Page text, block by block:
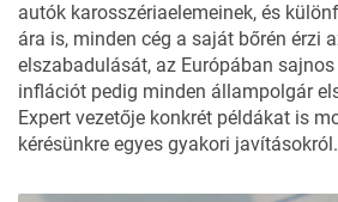
autók karosszériaelemeinek, és
ára is, minden cég a saját bőrén érzi
elszabadulását, az Európában
inflációt pedig minden állampolgár
Expert vezetője konkrét példákat is
kérésünkre egyes gyakori javításokról.